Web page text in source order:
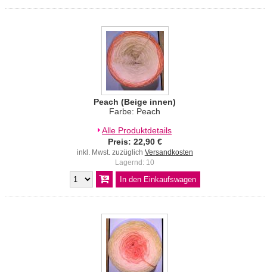
Peach (Beige innen)
Farbe: Peach
Alle Produktdetails
Preis: 22,90 €
inkl. Mwst. zuzüglich Versandkosten
Lagernd: 10